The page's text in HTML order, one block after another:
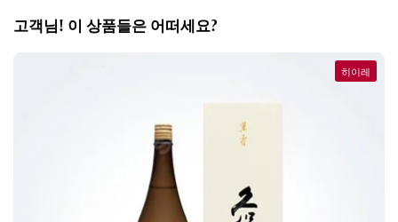
고객님! 이 상품들은 어떠세요?
히이레